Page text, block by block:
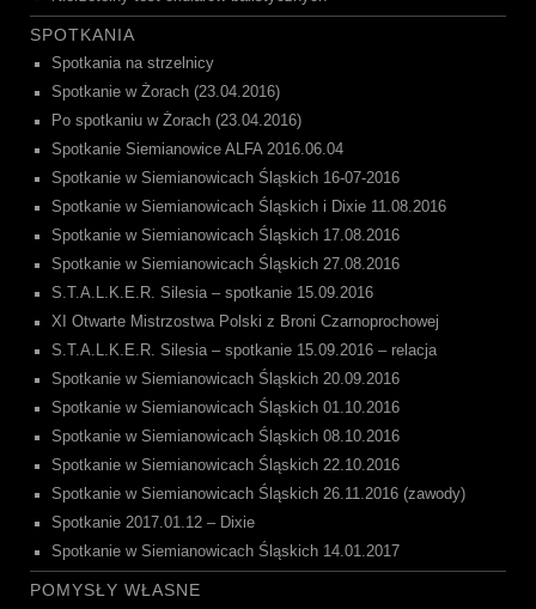
SPOTKANIA
Spotkania na strzelnicy
Spotkanie w Żorach (23.04.2016)
Po spotkaniu w Żorach (23.04.2016)
Spotkanie Siemianowice ALFA 2016.06.04
Spotkanie w Siemianowicach Śląskich 16-07-2016
Spotkanie w Siemianowicach Śląskich i Dixie 11.08.2016
Spotkanie w Siemianowicach Śląskich 17.08.2016
Spotkanie w Siemianowicach Śląskich 27.08.2016
S.T.A.L.K.E.R. Silesia – spotkanie 15.09.2016
XI Otwarte Mistrzostwa Polski z Broni Czarnoprochowej
S.T.A.L.K.E.R. Silesia – spotkanie 15.09.2016 – relacja
Spotkanie w Siemianowicach Śląskich 20.09.2016
Spotkanie w Siemianowicach Śląskich 01.10.2016
Spotkanie w Siemianowicach Śląskich 08.10.2016
Spotkanie w Siemianowicach Śląskich 22.10.2016
Spotkanie w Siemianowicach Śląskich 26.11.2016 (zawody)
Spotkanie 2017.01.12 – Dixie
Spotkanie w Siemianowicach Śląskich 14.01.2017
POMYSŁY WŁASNE